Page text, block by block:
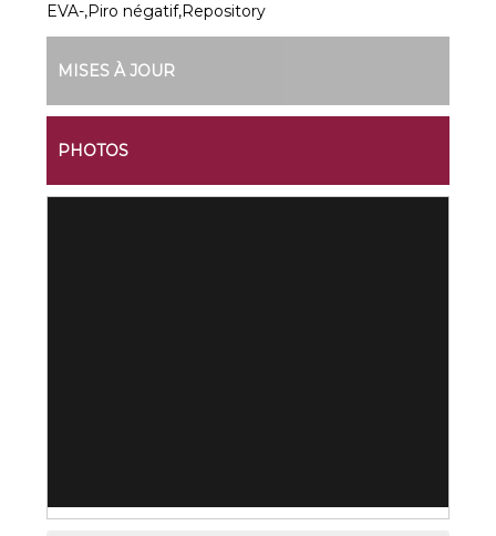
EVA-,Piro négatif,Repository
MISES À JOUR
PHOTOS